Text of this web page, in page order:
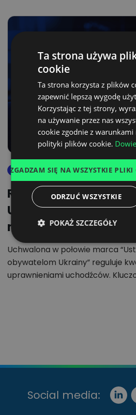
pomoc dla ukrainy
Rynek pracy dla
Ukrainy.
możliwości daje
Uchwalona w połowie marca
obywatelom Ukrainy” reguluje
uprawnieniami uchodźców.
Social media:
Ta strona używa
cookie
Ta strona korzysta z plików
zapewnić lepszą wygodę
Korzystając z tej strony,
na używanie przez nas
cookie zgodnie z warunkami
polityki plików cookie.
ZGADZAM SIĘ NA WSZYSTKIE PLIKI
ODRZUĆ WSZYSTKIE
POKAŻ SZCZEGÓŁY